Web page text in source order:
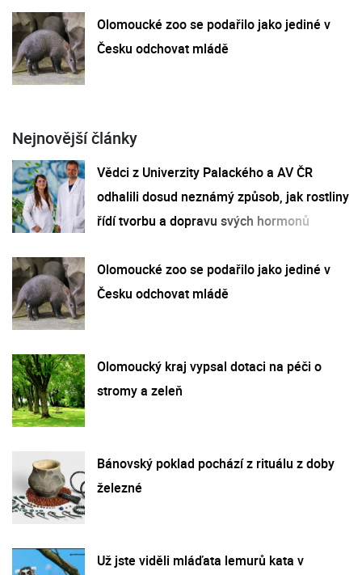
Olomoucké zoo se podařilo jako jediné v
Česku odchovat mládě
Nejnovější články
Vědci z Univerzity Palackého a AV ČR
odhalili dosud neznámý způsob, jak rostliny
řídí tvorbu a dopravu svých hormonů
Olomoucké zoo se podařilo jako jediné v
Česku odchovat mládě
Olomoucký kraj vypsal dotaci na péči o
stromy a zeleň
Bánovský poklad pochází z rituálu z doby
železné
Už jste viděli mláďata lemurů kata v